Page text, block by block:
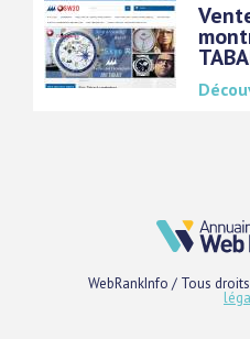
WebRankInfo / Tous